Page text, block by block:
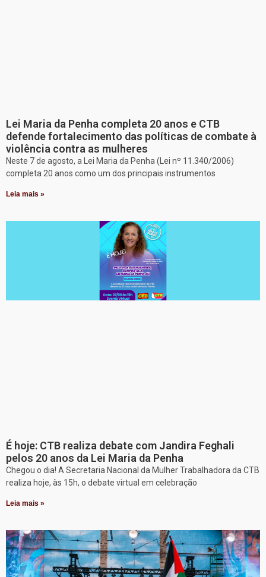
Lei Maria da Penha completa 20 anos e CTB
defende fortalecimento das políticas de combate à
violência contra as mulheres
Neste 7 de agosto, a Lei Maria da Penha (Lei nº 11.340/2006)
completa 20 anos como um dos principais instrumentos
Leia mais »
É hoje: CTB realiza debate com Jandira Feghali
pelos 20 anos da Lei Maria da Penha
Chegou o dia! A Secretaria Nacional da Mulher Trabalhadora da CTB
realiza hoje, às 15h, o debate virtual em celebração
Leia mais »